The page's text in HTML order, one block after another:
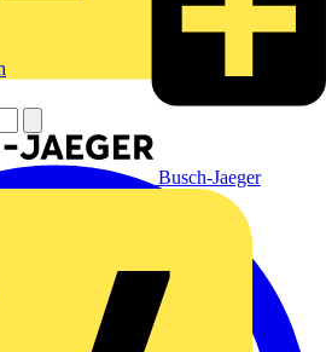
Busch-Jaeger